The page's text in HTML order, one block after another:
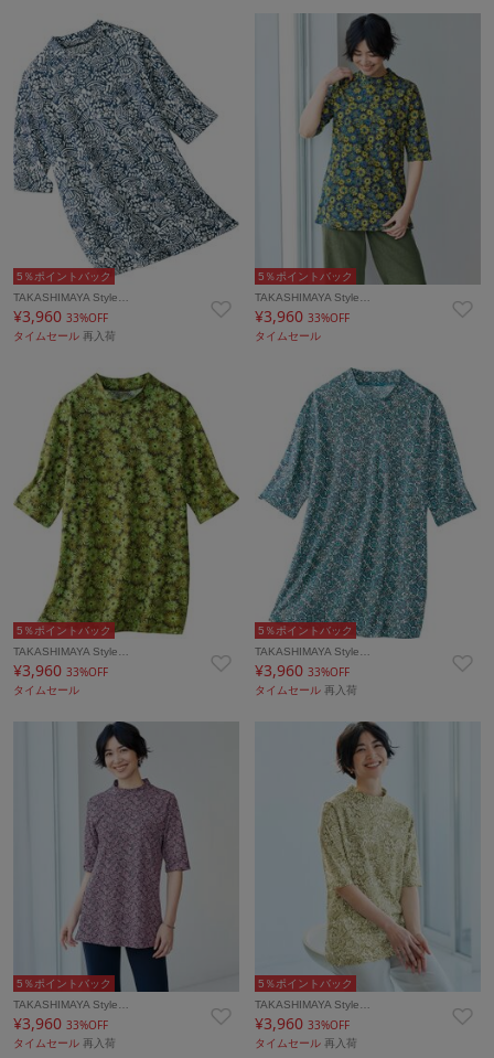
5％ポイントバック
TAKASHIMAYA Style…
¥3,960 33%OFF
タイムセール 再入荷
5％ポイントバック
TAKASHIMAYA Style…
¥3,96033%OFF
タイムセール
5％ポイントバック
TAKASHIMAYA Style…
¥3,960 33%OFF
タイムセール
5％ポイントバック
TAKASHIMAYA Style…
¥3,960 33%OFF
タイムセール再入荷
5％ポイントバック
TAKASHIMAYA Style…
¥3,960 33%OFF
タイムセール 再入荷
5％ポイントバック
TAKASHIMAYA Style…
¥3,96033%OFF
タイムセール再入荷